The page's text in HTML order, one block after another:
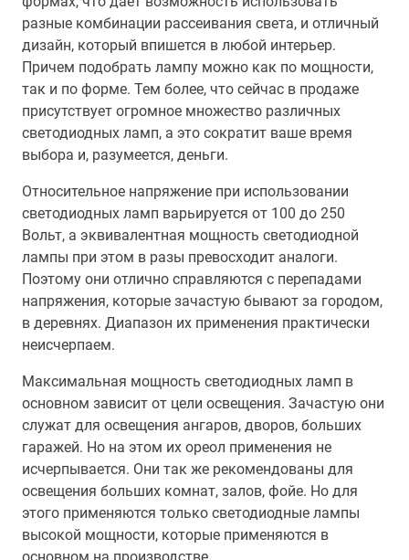
разные комбинации рассеивания света, и отличный
дизайн, который впишется в любой интерьер.
Причем подобрать лампу можно как по мощности,
так и по форме. Тем более, что сейчас в продаже
присутствует огромное множество различных
светодиодных ламп, а это сократит ваше время
выбора и, разумеется, деньги.
Относительное напряжение при использовании
светодиодных ламп варьируется от 100 до 250
Вольт, а эквивалентная мощность светодиодной
лампы при этом в разы превосходит аналоги.
Поэтому они отлично справляются с перепадами
напряжения, которые зачастую бывают за городом,
в деревнях. Диапазон их применения практически
неисчерпаем.
Максимальная мощность светодиодных ламп в
основном зависит от цели освещения. Зачастую они
служат для освещения ангаров, дворов, больших
гаражей. Но на этом их ореол применения не
исчерпывается. Они так же рекомендованы для
освещения больших комнат, залов, фойе. Но для
этого применяются только светодиодные лампы
высокой мощности, которые применяются в